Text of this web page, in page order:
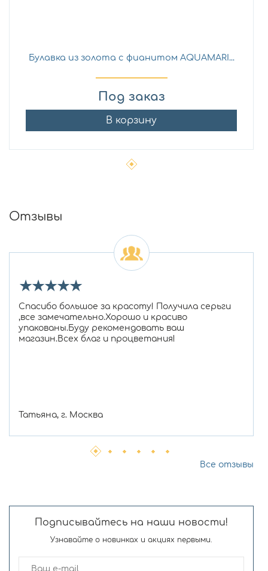
Булавка из золота с фианитом AQUAMARI...
Под заказ
В корзину
Отзывы
★★★★★
Спасибо большое за красоту! Получила серьги
,все замечательно.Хорошо и красиво
упакованы.Буду рекомендовать ваш
магазин.Всех благ и процветания!
Татьяна, г. Москва
Все отзывы
Подписывайтесь на наши новости!
Узнавайте о новинках и акциях первыми.